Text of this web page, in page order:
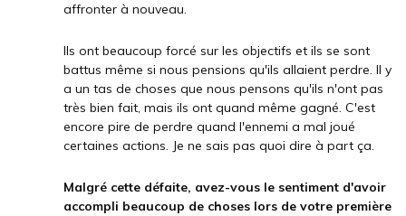
affronter à nouveau.
Ils ont beaucoup forcé sur les objectifs et ils se sont
battus même si nous pensions qu'ils allaient perdre. Il y
a un tas de choses que nous pensons qu'ils n'ont pas
très bien fait, mais ils ont quand même gagné. C'est
encore pire de perdre quand l'ennemi a mal joué
certaines actions. Je ne sais pas quoi dire à part ça.
Malgré cette défaite, avez-vous le sentiment d'avoir
accompli beaucoup de choses lors de votre première